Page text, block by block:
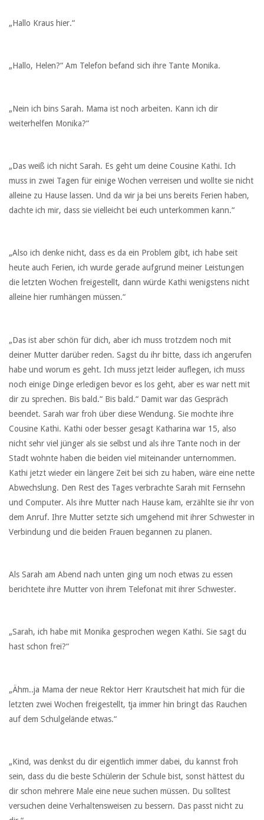
„Hallo Kraus hier.“
„Hallo, Helen?“ Am Telefon befand sich ihre Tante Monika.
„Nein ich bins Sarah. Mama ist noch arbeiten. Kann ich dir
weiterhelfen Monika?“
„Das weiß ich nicht Sarah. Es geht um deine Cousine Kathi. Ich
muss in zwei Tagen für einige Wochen verreisen und wollte sie nicht
alleine zu Hause lassen. Und da wir ja bei uns bereits Ferien haben,
dachte ich mir, dass sie vielleicht bei euch unterkommen kann.“
„Also ich denke nicht, dass es da ein Problem gibt, ich habe seit
heute auch Ferien, ich wurde gerade aufgrund meiner Leistungen
die letzten Wochen freigestellt, dann würde Kathi wenigstens nicht
alleine hier rumhängen müssen.“
„Das ist aber schön für dich, aber ich muss trotzdem noch mit
deiner Mutter darüber reden. Sagst du ihr bitte, dass ich angerufen
habe und worum es geht. Ich muss jetzt leider auflegen, ich muss
noch einige Dinge erledigen bevor es los geht, aber es war nett mit
dir zu sprechen. Bis bald.“ Bis bald.“ Damit war das Gespräch
beendet. Sarah war froh über diese Wendung. Sie mochte ihre
Cousine Kathi. Kathi oder besser gesagt Katharina war 15, also
nicht sehr viel jünger als sie selbst und als ihre Tante noch in der
Stadt wohnte haben die beiden viel miteinander unternommen.
Kathi jetzt wieder ein längere Zeit bei sich zu haben, wäre eine nette
Abwechslung. Den Rest des Tages verbrachte Sarah mit Fernsehn
und Computer. Als ihre Mutter nach Hause kam, erzählte sie ihr von
dem Anruf. Ihre Mutter setzte sich umgehend mit ihrer Schwester in
Verbindung und die beiden Frauen begannen zu planen.
Als Sarah am Abend nach unten ging um noch etwas zu essen
berichtete ihre Mutter von ihrem Telefonat mit ihrer Schwester.
„Sarah, ich habe mit Monika gesprochen wegen Kathi. Sie sagt du
hast schon frei?“
„Ähm..ja Mama der neue Rektor Herr Krautscheit hat mich für die
letzten zwei Wochen freigestellt, tja immer hin bringt das Rauchen
auf dem Schulgelände etwas.“
„Kind, was denkst du dir eigentlich immer dabei, du kannst froh
sein, dass du die beste Schülerin der Schule bist, sonst hättest du
dir schon mehrere Male eine neue suchen müssen. Du solltest
versuchen deine Verhaltensweisen zu bessern. Das passt nicht zu